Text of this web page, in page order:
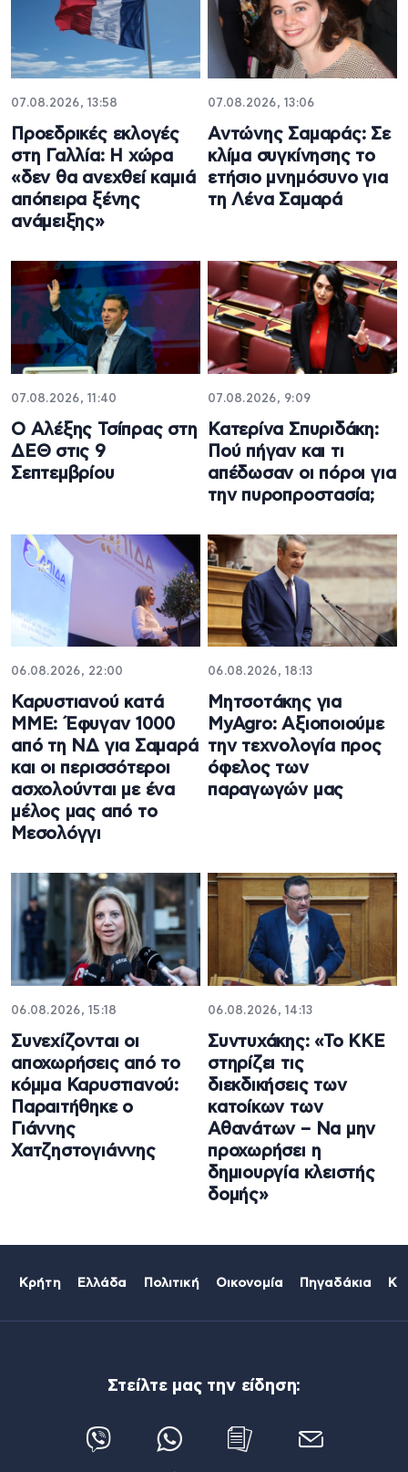
07.08.2026, 13:58
Προεδρικές εκλογές
στη Γαλλία: Η χώρα
«δεν θα ανεχθεί καμιά
απόπειρα ξένης
ανάμειξης»
07.08.2026, 13:06
Αντώνης Σαμαράς: Σε
κλίμα συγκίνησης το
ετήσιο μνημόσυνο για
τη Λένα Σαμαρά
07.08.2026, 11:40
Ο Αλέξης Τσίπρας στη
ΔΕΘ στις 9
Σεπτεμβρίου
07.08.2026, 9:09
Κατερίνα Σπυριδάκη:
Πού πήγαν και τι
απέδωσαν οι πόροι για
την πυροπροστασία;
06.08.2026, 22:00
Καρυστιανού κατά
ΜΜΕ: Έφυγαν 1000
από τη ΝΔ για Σαμαρά
και οι περισσότεροι
ασχολούνται με ένα
μέλος μας από το
Μεσολόγγι
06.08.2026, 18:13
Μητσοτάκης για
MyAgro: Αξιοποιούμε
την τεχνολογία προς
όφελος των
παραγωγών μας
06.08.2026, 15:18
Συνεχίζονται οι
αποχωρήσεις από το
κόμμα Καρυστιανού:
Παραιτήθηκε ο
Γιάννης
Χατζηστογιάννης
06.08.2026, 14:13
Συντυχάκης: «Το ΚΚΕ
στηρίζει τις
διεκδικήσεις των
κατοίκων των
Αθανάτων – Να μην
προχωρήσει η
δημιουργία κλειστής
δομής»
Κρήτη Ελλάδα Πολιτική Οικονομία Πηγαδάκια
Στείλτε μας την είδηση: